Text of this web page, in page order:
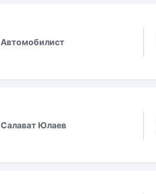
Автомобилист
Салават Юлаев